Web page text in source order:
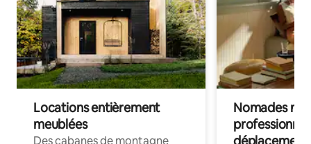
Locations entièrement
meublées
Nomades